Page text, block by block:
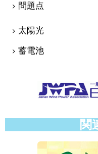
問題点
太陽光
蓄電池
関